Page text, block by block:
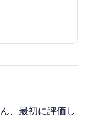
、最初に評価し